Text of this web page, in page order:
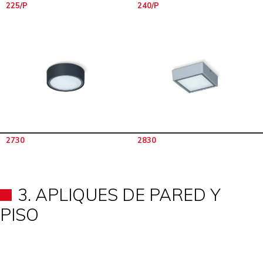
225/P 240/P
2730 2830
3. APLIQUES DE PARED Y
PISO